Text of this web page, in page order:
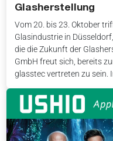
Glasherstellung
Vom 20. bis 23. Oktober
Glasindustrie in
die die Zukunft der
GmbH freut sich, bereits
glasstec vertreten zu sein.